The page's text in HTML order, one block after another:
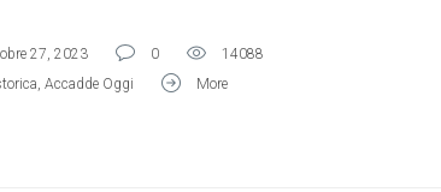
27, 2023 0
14088
, Accadde Oggi More